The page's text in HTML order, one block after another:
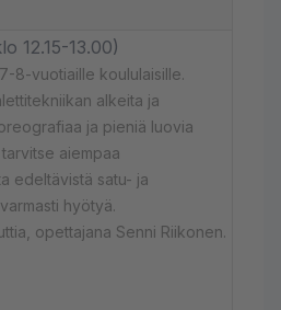
12.15-13.00)
8-vuotiaille koululaisille.
alkeita ja
ja pieniä luovia
aiempaa
edeltävistä satu- ja
hyötyä.
opettajana Senni Riikonen.